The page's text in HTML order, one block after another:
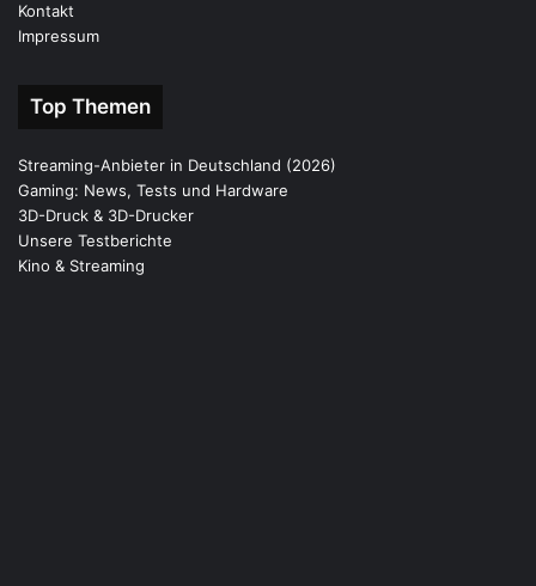
Kontakt
Impressum
Top Themen
Streaming-Anbieter in Deutschland (2026)
Gaming: News, Tests und Hardware
3D-Druck & 3D-Drucker
Unsere Testberichte
Kino & Streaming